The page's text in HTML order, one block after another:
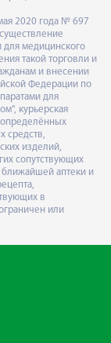
2020 года № 697
для медицинского
такой торговли и
и внесении
Федерации по
для
курьерская
определённых
средств,
изделий,
сопутствующих
ближайшей аптеки и
в
или